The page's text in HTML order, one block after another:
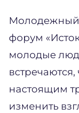
Молодежный
форум
молодые
настоящим
изменить